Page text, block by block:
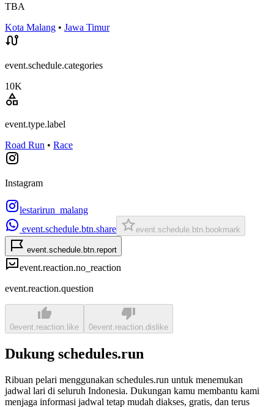
TBA
Kota Malang • Jawa Timur
event.schedule.categories
10K
event.type.label
Road Run • Race
Instagram
lestarirun_malang
event.schedule.btn.share
event.schedule.btn.bookmark
event.schedule.btn.report
event.reaction.no_reaction
event.reaction.question
0event.reaction.like 0event.reaction.dislike
Dukung schedules.run
Ribuan pelari menggunakan schedules.run untuk menemukan
jadwal lari di seluruh Indonesia. Dukungan kamu membantu kami
menjaga informasi jadwal tetap mudah diakses, gratis, dan terus